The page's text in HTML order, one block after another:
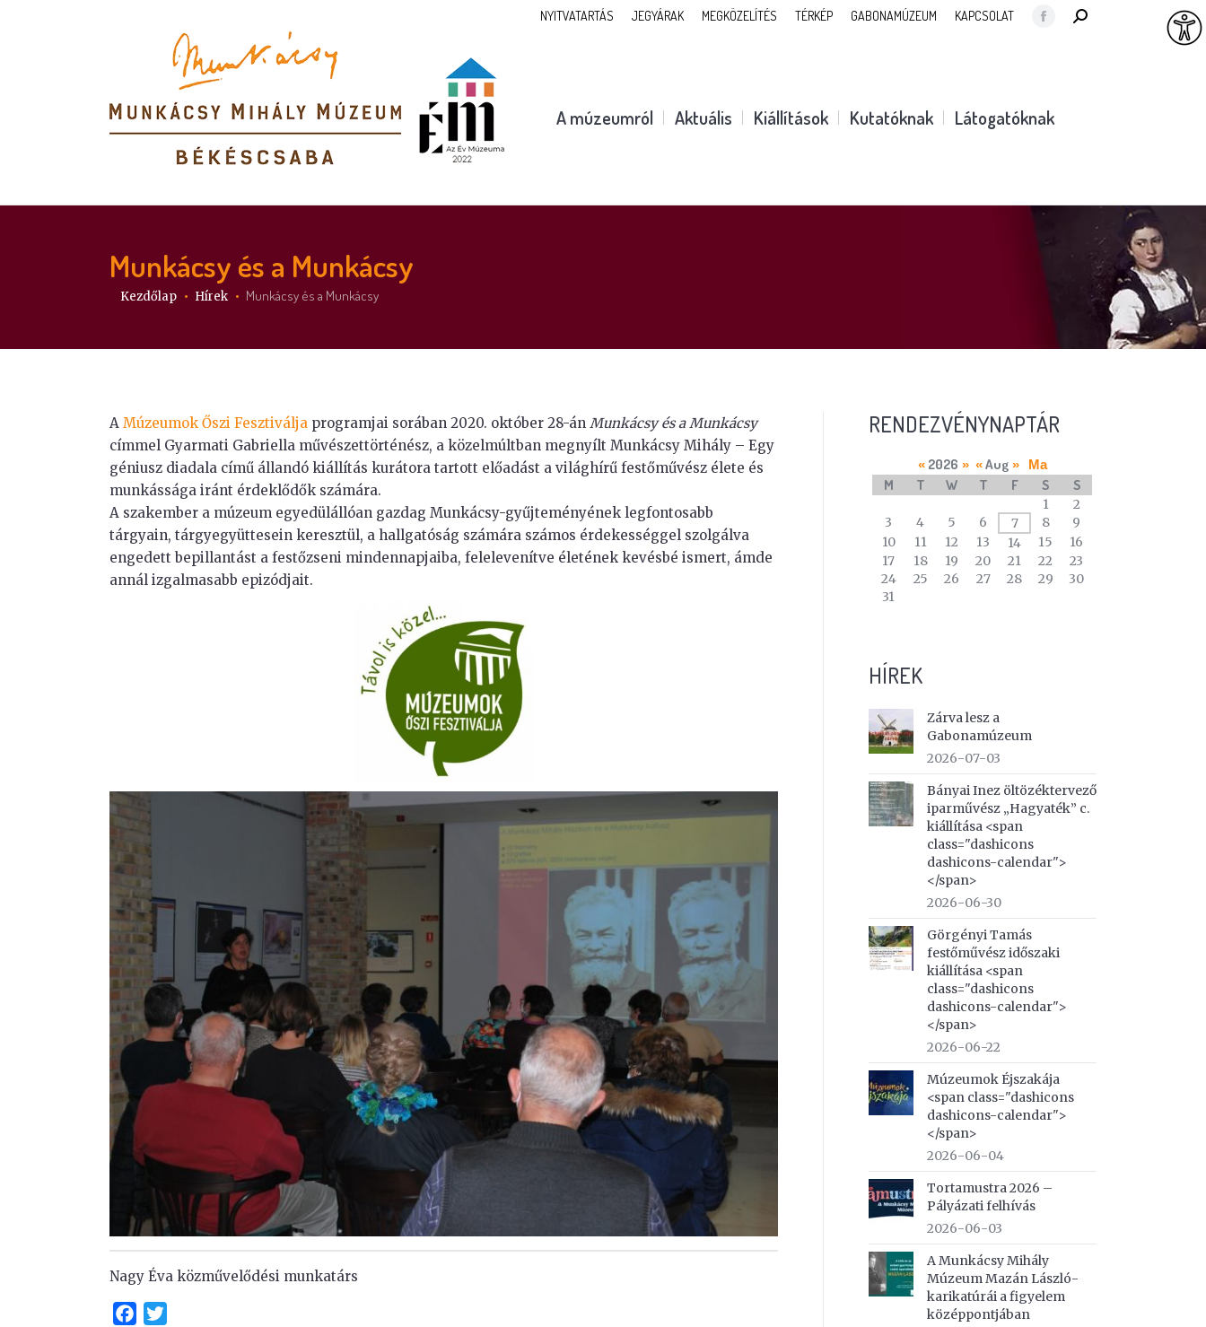
NYITVATARTÁS JEGYÁRAK MEGKÖZELÍTÉS TÉRKÉP GABONAMÚZEUM KAPCSOLAT
Facebook
new
SEARCH:
A múzeumról Aktuális Kiállítások Kutatóknak Látogatóknak
Munkácsy és a Munkácsy
Itt vagy:
Kezdőlap Hírek Munkácsy és a Munkácsy
A Múzeumok Őszi Fesztiválja programjai sorában 2020. október 28-án Munkácsy és a Munkácsy
címmel Gyarmati Gabriella művészettörténész, a közelmúltban megnyílt Munkácsy Mihály – Egy
géniusz diadala című állandó kiállítás kurátora tartott előadást a világhírű festőművész élete és
munkássága iránt érdeklődők számára.
A szakember a múzeum egyedülállóan gazdag Munkácsy-gyűjteményének legfontosabb
tárgyain, tárgyegyüttesein keresztül, a hallgatóság számára számos érdekességgel szolgálva
engedett bepillantást a festőzseni mindennapjaiba, felelevenítve életének kevésbé ismert, ámde
annál izgalmasabb epizódjait.
Nagy Éva közművelődési munkatárs
Facebook
RENDEZVÉNYNAPTÁR
calendar
of
events
« 2026 » « Aug » Ma
M T W T F S S
1
2
3
4 5 6 7 8
9
10
11 12 13 14 15
16
17
18 19 20 21 22
23
24
25 26 27 28 29
30
31
HÍREK
Zárva lesz a
Gabonamúzeum
2026-07-03
Bányai Inez öltözéktervező
iparművész „Hagyaték” c.
kiállítása <span
class="dashicons
dashicons-calendar">
</span>
2026-06-30
Görgényi Tamás
festőművész időszaki
kiállítása <span
class="dashicons
dashicons-calendar">
</span>
2026-06-22
Múzeumok Éjszakája
<span class="dashicons
dashicons-calendar">
</span>
2026-06-04
Tortamustra 2026 –
Pályázati felhívás
2026-06-03
A Munkácsy Mihály
Múzeum Mazán László-
karikatúrái a figyelem
középpontjában